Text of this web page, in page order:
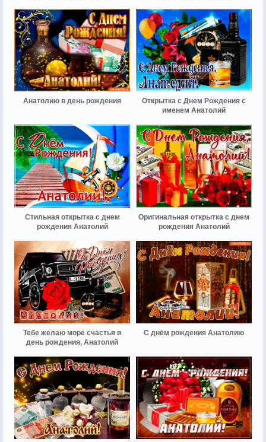
Анатолию в день рождения
Открытка с Днем Рождения с
именем Анатолий
Стильная открытка с днем
рождения Анатолий
Оригинальная открытка с днем
рождения Анатолий
Тебе желаю море счастья в
день рождения, Анатолий
С днём рождения Анатолию